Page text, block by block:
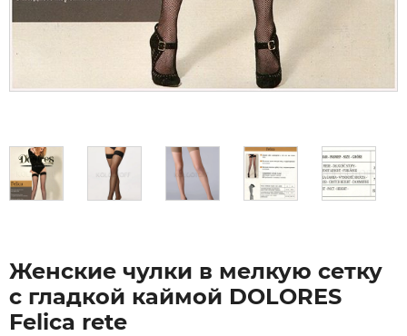
Женские чулки в мелкую сетку
с гладкой каймой DOLORES
Felica rete